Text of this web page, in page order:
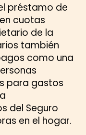
préstamo de
cuotas
de la
también
como una
para gastos
del Seguro
en el hogar.